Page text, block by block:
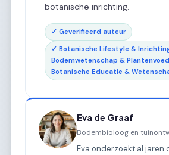
botanische inrichting.
✓ Geverifieerd auteur
✓ Botanische Lifestyle &
Bodemwetenschap &
Botanische Educatie &
Eva de Graaf
Bodembioloog en
Eva onderzoekt al jaren